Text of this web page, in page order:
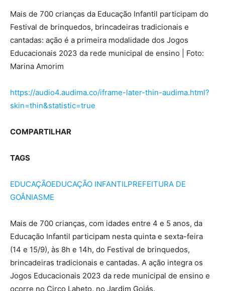
Mais de 700 crianças da Educação Infantil participam do
Festival de brinquedos, brincadeiras tradicionais e
cantadas: ação é a primeira modalidade dos Jogos
Educacionais 2023 da rede municipal de ensino | Foto:
Marina Amorim
https://audio4.audima.co/iframe-later-thin-audima.html?
skin=thin&statistic=true
COMPARTILHAR
TAGS
EDUCAÇÃOEDUCAÇÃO INFANTILPREFEITURA DE
GOÂNIASME
Mais de 700 crianças, com idades entre 4 e 5 anos, da
Educação Infantil participam nesta quinta e sexta-feira
(14 e 15/9), às 8h e 14h, do Festival de brinquedos,
brincadeiras tradicionais e cantadas. A ação integra os
Jogos Educacionais 2023 da rede municipal de ensino e
ocorre no Circo Laheto, no Jardim Goiás.